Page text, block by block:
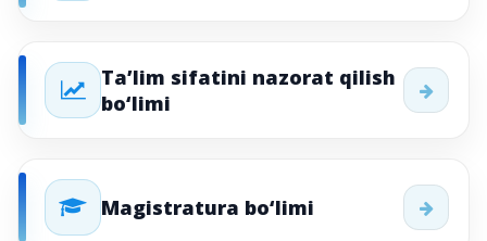
Ta’lim sifatini nazorat qilish
bo‘limi
Magistratura bo‘limi